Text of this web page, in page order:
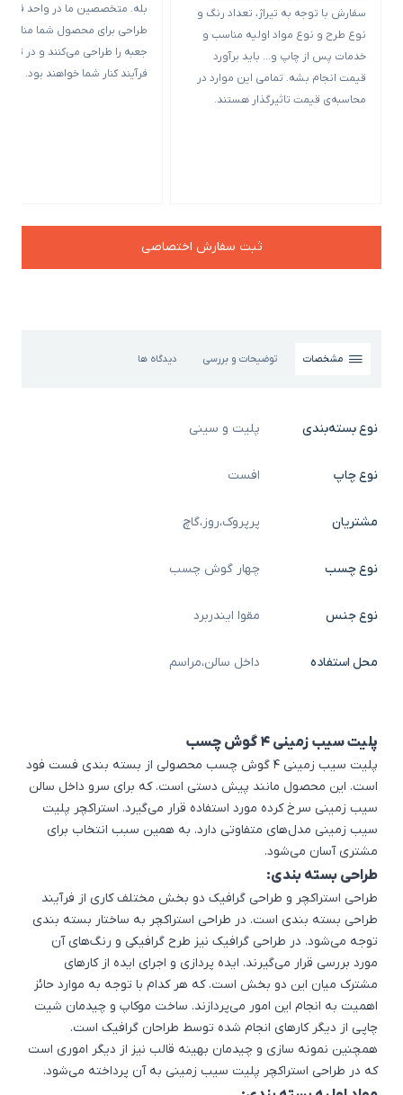
سفارش با توجه به تیراژ، تعداد رنگ و
نوع طرح و نوع مواد اولیه مناسب و
خدمات پس از چاپ و… باید برآورد
قیمت انجام بشه. تمامی این موارد در
محاسبه‌ی قیمت تاثیرگذار هستند.
بله. متخصصین ما در واحد فنی
طراحی برای محصول شما
جعبه را طراحی می‌کنند و در
فرآیند کنار شما خواهند بود.
ثبت سفارش اختصاصی
مشخصات توضیحات و بررسی دیدگاه ها
نوع بسته‌بندی پلیت و سینی
نوع چاپ افست
مشتریان پرپروک،روز،گاچ
نوع چسب چهار گوش چسب
نوع جنس مقوا ایندربرد
محل استفاده داخل سالن،مراسم
پلیت سیب زمینی 4 گوش چسب
پلیت سیب زمینی 4 گوش چسب محصولی از
بسته بندی فست فود
است. این محصول مانند پیش دستی است. که برای سرو داخل سالن
سیب زمینی سرخ کرده مورد استفاده قرار می‌گیرد. استراکچر پلیت
سیب زمینی مدل‌های متفاوتی دارد. به همین سبب انتخاب برای
مشتری آسان می‌شود.
طراحی بسته بندی:
طراحی استراکچر و طراحی گرافیک دو بخش مختلف کاری از فرآیند
طراحی بسته بندی است. در طراحی استراکچر به ساختار بسته بندی
توجه می‌شود. در طراحی گرافیک نیز طرح گرافیکی و رنگ‌های آن
مورد بررسی قرار می‌گیرند. ایده پردازی و اجرای ایده از کارهای
مشترک میان این دو بخش است. که هر کدام با توجه به موارد حائز
اهمیت به انجام این امور می‌پردازند. ساخت موکاپ و چیدمان شیت
چاپی از دیگر کارهای انجام شده توسط طراحان گرافیک است.
همچنین نمونه سازی و چیدمان بهینه قالب نیز از دیگر اموری است
که در طراحی استراکچر پلیت سیب زمینی به آن پرداخته می‌شود.